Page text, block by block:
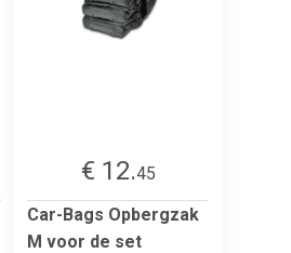
€ 12.45
Car-Bags Opbergzak
M voor de set